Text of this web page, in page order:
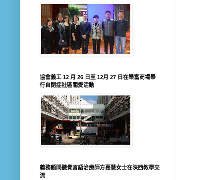
協會義工 12 月 26 日至 12月 27 日在樂富商場舉
行自閉症社區關愛活動
義務顧問聽覺言語治療師方嘉慧女士在陝西教學交
流